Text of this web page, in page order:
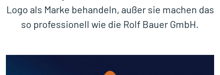
Logo als Marke behandeln, außer sie machen das
so professionell wie die Rolf Bauer GmbH.